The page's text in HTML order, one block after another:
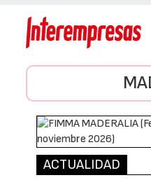
ACTUALIDAD